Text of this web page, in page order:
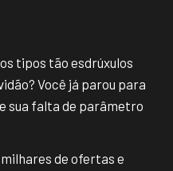
tipos tão esdrúxulos
Você já parou para
sua falta de parâmetro
de ofertas e